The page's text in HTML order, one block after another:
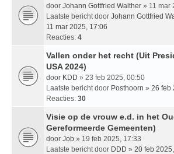
door Johann Gottfried Walther » 11 mar
Laatste bericht door Johann Gottfried
11 mar 2025, 17:06
Reacties: 4
Vallen onder het recht (Uit
USA 2024)
door KDD » 23 feb 2025, 00:50
Laatste bericht door Posthoorn » 26 feb
Reacties: 30
Visie op de vrouw e.d. in het
Gereformeerde Gemeenten)
door Job » 19 feb 2025, 17:33
Laatste bericht door DDD » 20 feb